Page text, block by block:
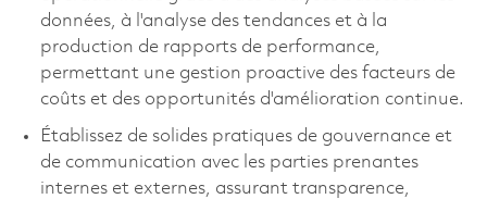
données, à l'analyse des tendances et à la
production de rapports de performance,
permettant une gestion proactive des facteurs de
coûts et des opportunités d'amélioration continue.
Établissez de solides pratiques de gouvernance et
de communication avec les parties prenantes
internes et externes, assurant transparence,